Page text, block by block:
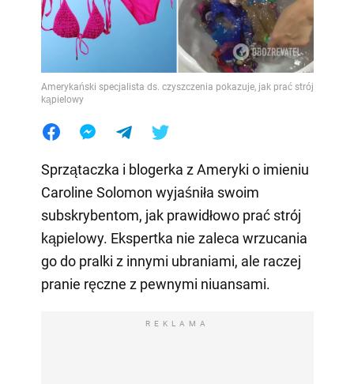
Amerykański specjalista ds. czyszczenia pokazuje, jak prać strój
kąpielowy
Sprzątaczka i blogerka z Ameryki o imieniu
Caroline Solomon wyjaśniła swoim
subskrybentom, jak prawidłowo prać strój
kąpielowy. Ekspertka nie zaleca wrzucania
go do pralki z innymi ubraniami, ale raczej
pranie ręczne z pewnymi niuansami.
REKLAMA